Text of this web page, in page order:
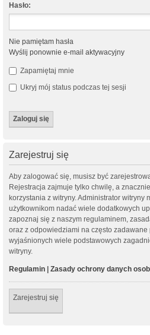
Hasło:
Nie pamiętam hasła
Wyślij ponownie e-mail aktywacyjny
Zapamiętaj mnie
Ukryj mój status podczas tej sesji
Zarejestruj się
Aby zalogować się, musisz być
Rejestracja zajmuje tylko chwilę, a
korzystania z witryny. Administrator witryny
użytkownikom nadać wiele dodatkowych
zapoznaj się z naszym regulaminem,
oraz z odpowiedziami na często zadawane
wyjaśnionych wiele podstawowych
witryny.
Regulamin | Zasady ochrony danych
Zarejestruj się